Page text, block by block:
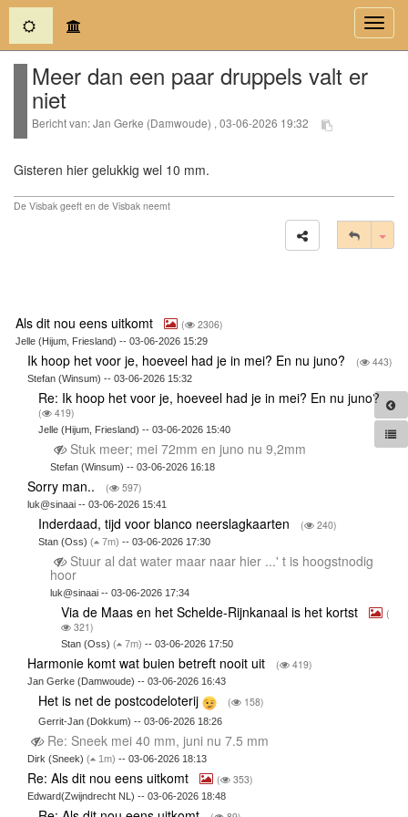
(current)
Meer dan een paar druppels valt er
niet
Bericht van: Jan Gerke (Damwoude) , 03-06-2026 19:32
Gisteren hier gelukkig wel 10 mm.
De Visbak geeft en de Visbak neemt
Als dit nou eens uitkomt ( 2306)
Jelle (Hijum, Friesland) -- 03-06-2026 15:29
Ik hoop het voor je, hoeveel had je in mei? En nu juno? ( 443)
Stefan (Winsum) -- 03-06-2026 15:32
Re: Ik hoop het voor je, hoeveel had je in mei? En nu juno?
( 419)
Jelle (Hijum, Friesland) -- 03-06-2026 15:40
Stuk meer; mei 72mm en juno nu 9,2mm
Stefan (Winsum) -- 03-06-2026 16:18
Sorry man.. ( 597)
luk@sinaai -- 03-06-2026 15:41
Inderdaad, tijd voor blanco neerslagkaarten ( 240)
Stan (Oss)( 7m) -- 03-06-2026 17:30
Stuur al dat water maar naar hier ...' t is hoogstnodig
hoor
luk@sinaai -- 03-06-2026 17:34
Via de Maas en het Schelde-Rijnkanaal is het kortst
(
321)
Stan (Oss)( 7m) -- 03-06-2026 17:50
Harmonie komt wat buien betreft nooit uit ( 419)
Jan Gerke (Damwoude) -- 03-06-2026 16:43
Het is net de postcodeloterij ( 158)
Gerrit-Jan (Dokkum) -- 03-06-2026 18:26
Re: Sneek mei 40 mm, juni nu 7.5 mm
Dirk (Sneek) ( 1m) -- 03-06-2026 18:13
Re: Als dit nou eens uitkomt ( 353)
Edward(Zwijndrecht NL) -- 03-06-2026 18:48